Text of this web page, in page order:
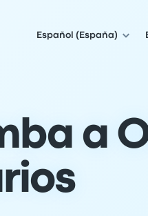
Español (España)
a